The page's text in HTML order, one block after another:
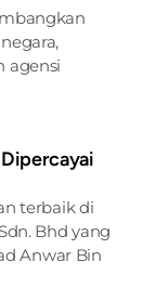
agensi
terbaik di
Bhd yang
Anwar Bin